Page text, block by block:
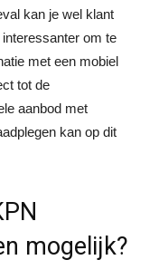
kan je wel klant
om te
met een mobiel
tot de
aanbod met
kan op dit
mogelijk?